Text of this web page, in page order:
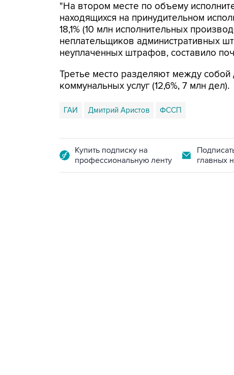
"На втором месте по объему
находящихся на принудительном
18,1% (10 млн исполнительных
неплательщиков административных
неуплаченных штрафов, составило
Третье место разделяют между
коммунальных услуг (12,6%, 7 млн дел).
ГАИ Дмитрий Аристов ФССП
Купить подписку на
профессиональную ленту
главных